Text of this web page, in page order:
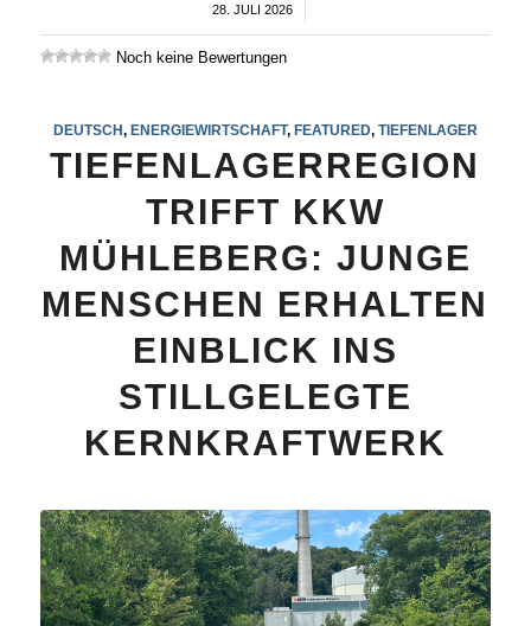
28. JULI 2026
Noch keine Bewertungen
DEUTSCH, ENERGIEWIRTSCHAFT, FEATURED, TIEFENLAGER
TIEFENLAGERREGION
TRIFFT KKW
MÜHLEBERG: JUNGE
MENSCHEN ERHALTEN
EINBLICK INS
STILLGELEGTE
KERNKRAFTWERK